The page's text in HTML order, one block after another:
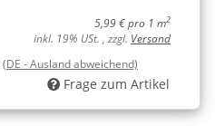
5,99 € pro 1 m2
inkl. 19% USt. , zzgl. Versand
(DE - Ausland abweichend)
Frage zum Artikel